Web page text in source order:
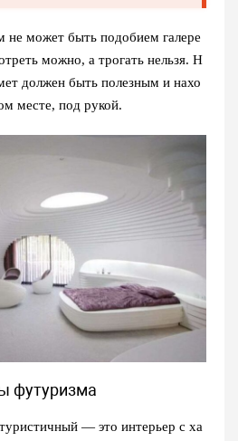
не может быть подобием галере
можно, а трогать нельзя. Н
должен быть полезным и нахо
месте, под рукой.
футуризма
— это интерьер с ха